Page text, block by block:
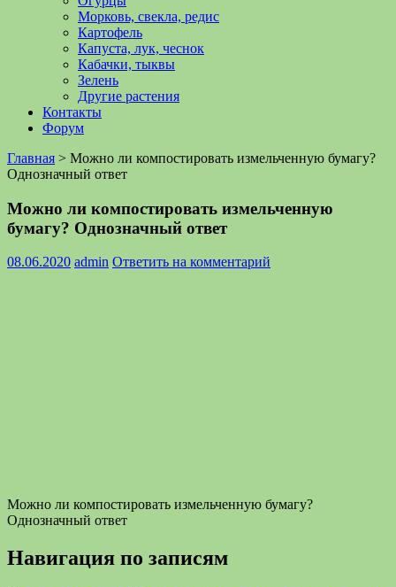
Морковь, свекла, редис
Картофель
Капуста, лук, чеснок
Кабачки, тыквы
Зелень
Другие растения
Контакты
Форум
Главная > Можно ли компостировать измельченную бумагу?
Однозначный ответ
Можно ли компостировать измельченную
бумагу? Однозначный ответ
08.06.2020 admin Ответить на комментарий
Можно ли компостировать измельченную бумагу?
Однозначный ответ
Навигация по записям